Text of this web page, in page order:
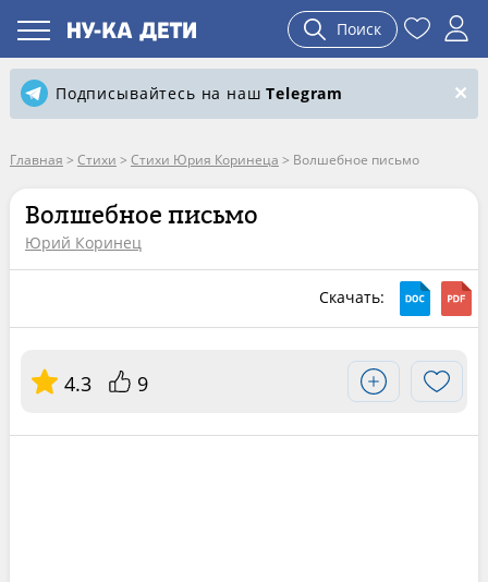
Поиск
Подписывайтесь на нашTelegram
Главная > Стихи > Стихи Юрия Коринеца > Волшебное письмо
Волшебное письмо
Юрий Коринец
Скачать:
4.3 9